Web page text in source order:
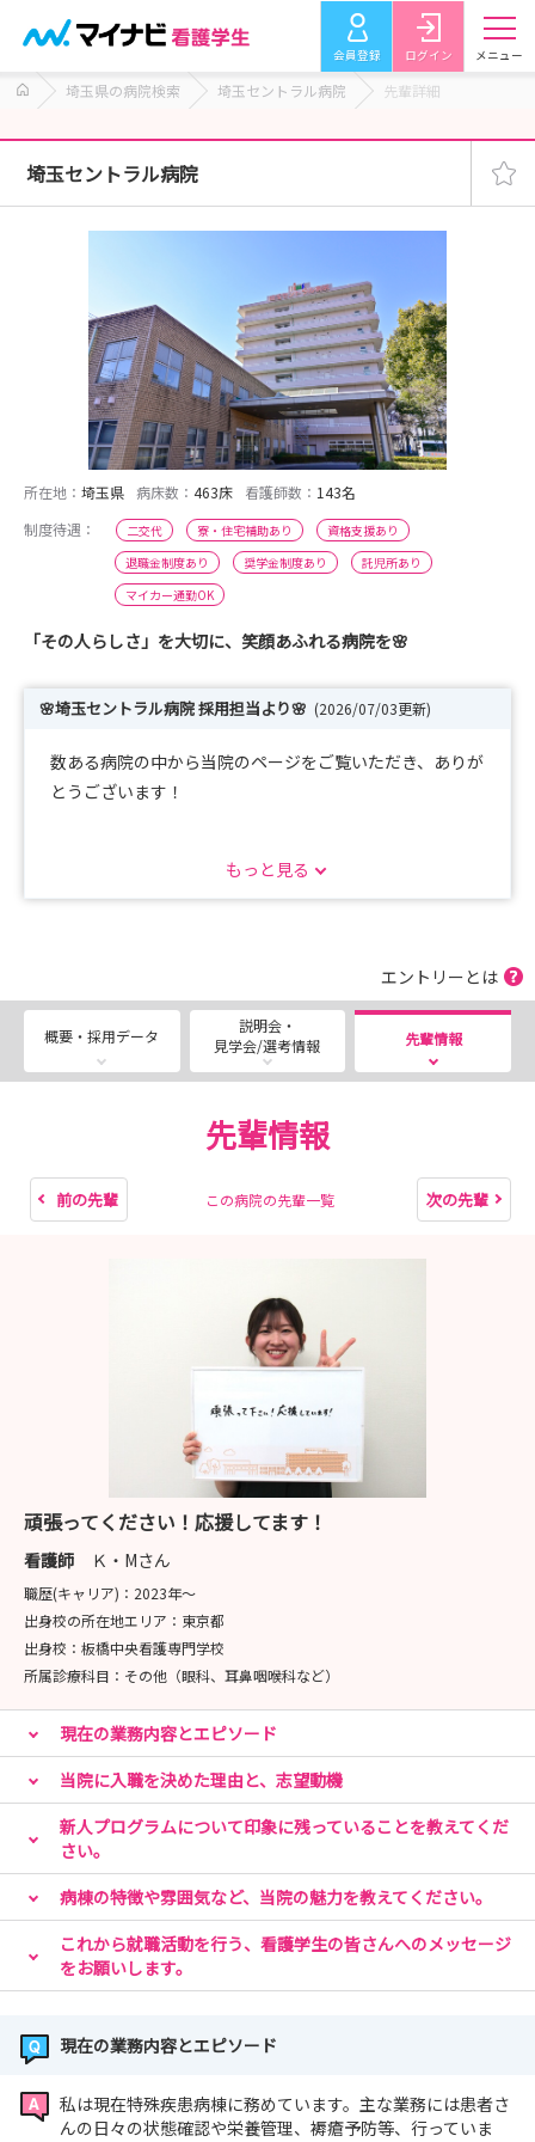
会員登録 ログイン メニュー
埼玉県の病院検索 埼玉セントラル病院 先輩詳細
埼玉セントラル病院
所在地： 埼玉県 病床数： 463床 看護師数： 143名
制度待遇：
二交代 寮・住宅補助あり
資格支援あり
退職金制度あり
奨学金制度あり
託児所あり
マイカー通勤OK
「その人らしさ」を大切に、笑顔あふれる病院を🌸
🌸埼玉セントラル病院 採用担当より🌸 (2026/07/03更新)
数ある病院の中から当院のページをご覧いただき、ありが
とうございます！
供し、回復期リハビリテーション・療養・認知症・精神・
「急性期との違いは？」
そんな疑問をお持ちの方も多いと思います。
などをご案内し、慢性期だからこそできる看護や、多職種
で支えるチーム医療についてお伝えしています。
見学後に「慢性期のイメージが変わった！」という学生さ
んも多くいらっしゃいます。
人研修、休日の過ごし方など、気になることを何でもご相
い」という方も大歓迎です！
皆さんとお会いできることを、職員一同楽しみにしており
ます。
ぜひお気軽に病院見学・インターンシップへお越しくださ
い！
医療法人財団明理会 埼玉セントラル病院 採用担当
〒354-0045
埼玉県入間郡三芳町上富2177
TEL 049-259-0161
FAX 049-259-1229
Mail:central.recruit@ims.gr.jp
もっと見る
エントリーとは
概要・採用データ
説明会・
見学会/選考情報
先輩情報
先輩情報
前の先輩 この病院の先輩一覧 次の先輩
頑張ってください！応援してます！
看護師 Ｋ・Mさん
職歴(キャリア)： 2023年〜
出身校の所在地エリア： 東京都
出身校： 板橋中央看護専門学校
所属診療科目： その他（眼科、耳鼻咽喉科など）
現在の業務内容とエピソード
当院に入職を決めた理由と、志望動機
新人プログラムについて印象に残っていることを教えてくだ
さい。
病棟の特徴や雰囲気など、当院の魅力を教えてください。
これから就職活動を行う、看護学生の皆さんへのメッセージ
をお願いします。
現在の業務内容とエピソード
私は現在特殊疾患病棟に務めています。主な業務には患者さ
んの日々の状態確認や栄養管理、褥瘡予防等、行っていま